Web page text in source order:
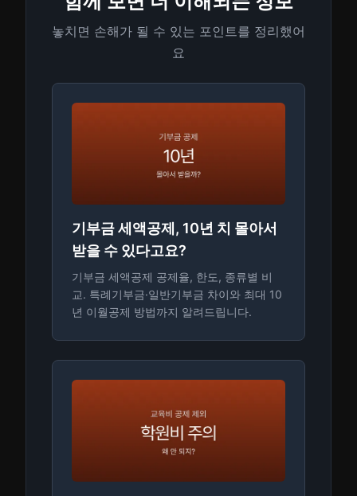
놓치면 손해가 될 수 있는 포인트를 정리했어
요
기부금 세액공제, 10년 치 몰아서
받을 수 있다고요?
기부금 세액공제 공제율, 한도, 종류별 비
교. 특례기부금·일반기부금 차이와 최대 10
년 이월공제 방법까지 알려드립니다.